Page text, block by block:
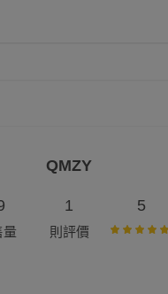
QMZY
量
1
則評價
5